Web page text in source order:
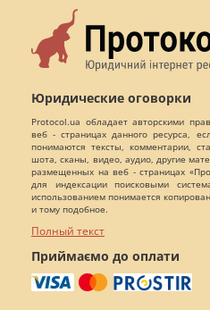
Юридические оговорки
Protocol.ua обладает авторскими
веб - страницах данного ресурса,
понимаются тексты, комментарии,
шота, сканы, видео, аудио, другие
размещенных на веб - страницах
для индексации поисковыми
использованием понимается
и тому подобное.
Полный текст
Приймаємо до оплати